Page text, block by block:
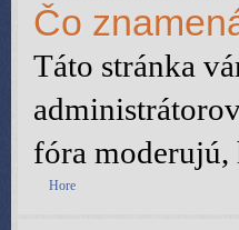
Čo
Táto stránka
fóra
Hore